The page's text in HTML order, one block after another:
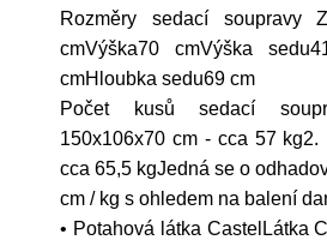
Rozměry sedací soupravy
cmVýška70 cmVýška
cmHloubka sedu69 cm
Počet kusů sedací
150x106x70 cm - cca 57 kg2.
cca 65,5 kgJedná se o
cm / kg s ohledem na balení
• Potahová látka CastelLátka